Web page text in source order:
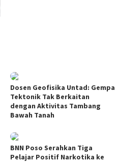
Dosen Geofisika Untad: Gempa
Tektonik Tak Berkaitan
dengan Aktivitas Tambang
Bawah Tanah
BNN Poso Serahkan Tiga
Pelajar Positif Narkotika ke